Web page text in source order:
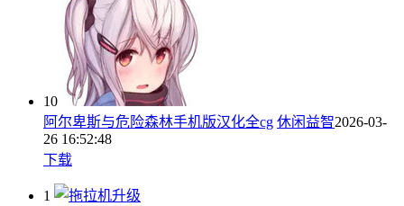
10
阿尔卑斯与危险森林手机版汉化全cg 休闲益智2026-03-
26 16:52:48
下载
1